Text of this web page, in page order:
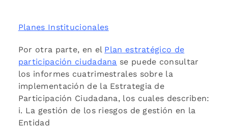
Planes Institucionales
Por otra parte, en el Plan estratégico de
participación ciudadana se puede consultar
los informes cuatrimestrales sobre la
implementación de la Estrategia de
Participación Ciudadana, los cuales describen:
i. La gestión de los riesgos de gestión en la
Entidad